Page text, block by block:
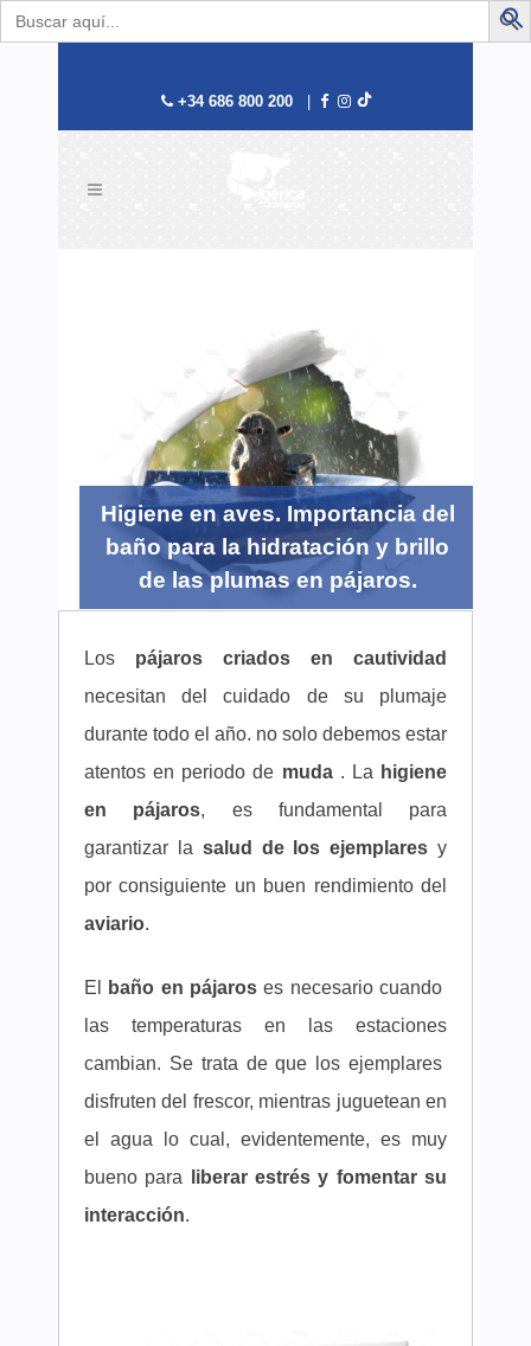
Buscar:
+34 686 800 200
Higiene en aves. Importancia del
baño para la hidratación y brillo
de las plumas en pájaros.
Los pájaros criados en cautividad
necesitan del cuidado de su plumaje
durante todo el año. no solo debemos estar
atentos en periodo de muda. La higiene
en pájaros, es fundamental para
garantizar la salud de los ejemplares y
por consiguiente un buen rendimiento del
aviario.
El baño en pájaros es necesario cuando
las temperaturas en las estaciones
cambian. Se trata de que los ejemplares
disfruten del frescor, mientras juguetean en
el agua lo cual, evidentemente, es muy
bueno para
liberar estrés y fomentar su
interacción.